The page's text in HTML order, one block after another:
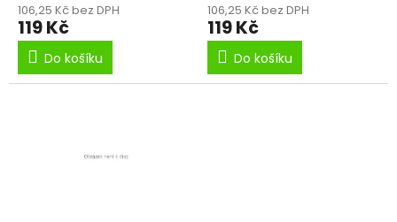
106,25 Kč bez DPH
119 Kč
Do košíku
106,25 Kč bez DPH
119 Kč
Do košíku